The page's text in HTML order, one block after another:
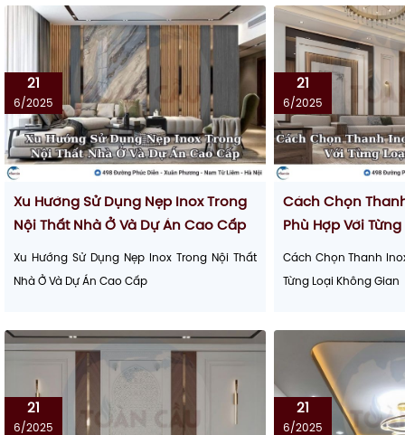
21
6/2025
Xu Hướng Sử Dụng Nẹp Inox Trong
Nội Thất Nhà Ở Và Dự Án Cao Cấp
Xu Hướng Sử Dụng Nẹp Inox Trong Nội Thất
Nhà Ở Và Dự Án Cao Cấp
21
6/2025
Cách Chọn
Phù Hợp Với
Cách Chọn Thanh
Từng Loại Không Gian
21
6/2025
21
6/2025